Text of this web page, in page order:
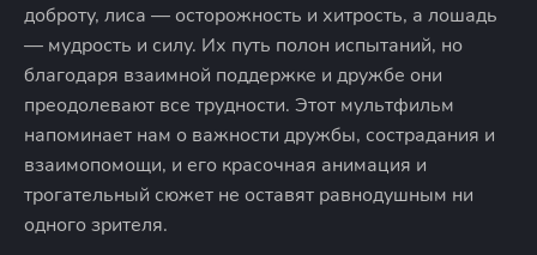
доброту, лиса — осторожность и хитрость, а лошадь
— мудрость и силу. Их путь полон испытаний, но
благодаря взаимной поддержке и дружбе они
преодолевают все трудности. Этот мультфильм
напоминает нам о важности дружбы, сострадания и
взаимопомощи, и его красочная анимация и
трогательный сюжет не оставят равнодушным ни
одного зрителя.